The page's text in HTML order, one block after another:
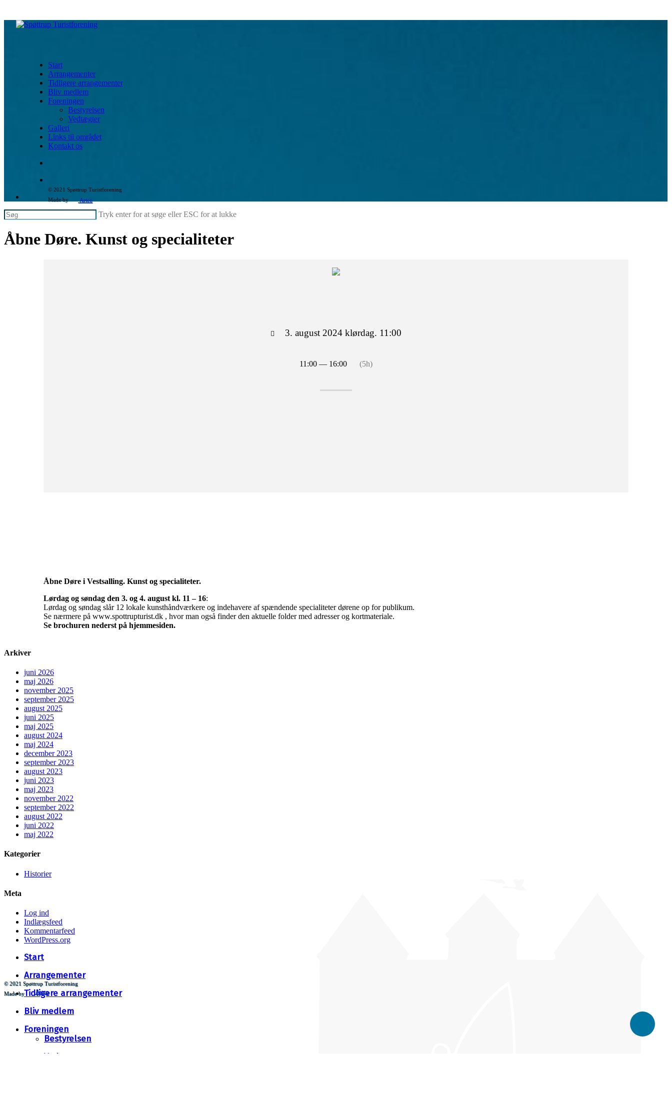
Skip
Start
Arrangementer
Tidligere arrangementer
Bliv medlem
Foreningen
Bestyrelsen
Vedtægter
Galleri
Links til området
Kontakt os
© 2021 Spøttrup Turistforening
Made by
Artco
facebook
Tryk enter for at søge eller ESC for at lukke
søg
Åbne Døre. Kunst og specialiteter
Åbne Døre i Vestsalling. Kunst og specialiteter.
Lørdag og søndag den 3. og 4. august kl. 11 – 16:
Lørdag og søndag slår 12 lokale kunsthåndværkere og indehavere af spændende specialiteter dørene op for publikum.
Se nærmere på www.spottrupturist.dk , hvor man også finder den aktuelle folder med adresser og kortmateriale.
Se brochuren nederst på hjemmesiden.
3. august 2024 klørdag. 11:00
11:00 — 16:00 (5h)
Arkiver
juni 2026
maj 2026
november 2025
september 2025
august 2025
juni 2025
maj 2025
august 2024
maj 2024
december 2023
september 2023
august 2023
juni 2023
maj 2023
november 2022
september 2022
august 2022
juni 2022
maj 2022
Kategorier
Historier
Meta
Log ind
Indlægsfeed
Kommentarfeed
WordPress.org
Close
© 2021 Spøttrup Turistforening
Made by
Artco
Start
Arrangementer
Tidligere arrangementer
Bliv medlem
Foreningen
Bestyrelsen
Vedtægter